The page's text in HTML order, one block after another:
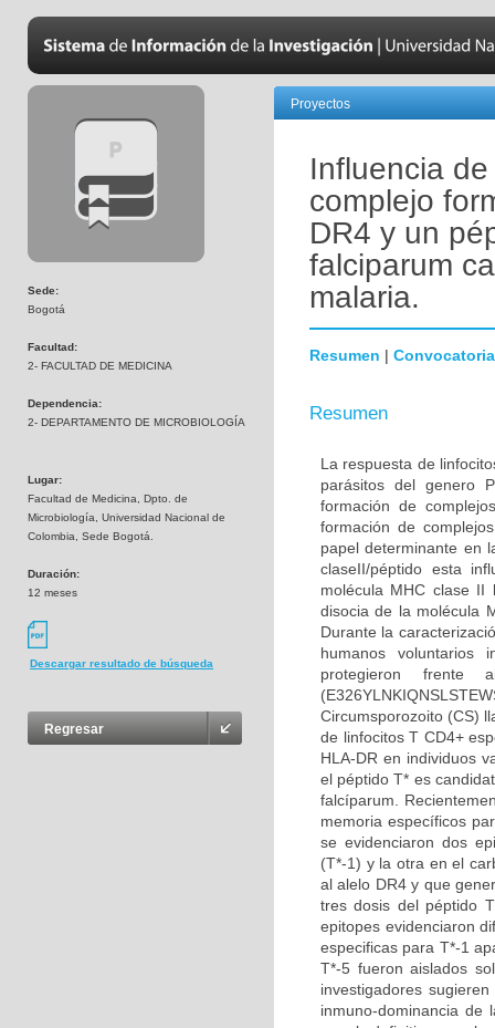
Sede:
Bogotá
Facultad:
2- FACULTAD DE MEDICINA
Dependencia:
2- DEPARTAMENTO DE MICROBIOLOGÍA
Lugar:
Facultad de Medicina, Dpto. de
Microbiología, Universidad Nacional de
Colombia, Sede Bogotá.
Duración:
12 meses
Descargar resultado de búsqueda
Regresar
Proyectos
Influencia
complejo
DR4 y un
falciparum
malaria.
Resumen | Convocatoria
Resumen
La respuesta de
parásitos del genero
formación de
formación de
papel determinante en
claseII/péptido esta
molécula MHC clase
disocia de la molécula
Durante la
humanos voluntarios
protegieron
Circumsporozoito (CS)
de linfocitos T CD4+
HLA-DR en individuos
el péptido T* es
falcíparum.
memoria específicos
se evidenciaron dos
(T*-1) y la otra en el
al alelo DR4 y que
tres dosis del péptido
epitopes evidenciaron
especificas para T*-1
T*-5 fueron aislados
investigadores
inmuno-dominancia de